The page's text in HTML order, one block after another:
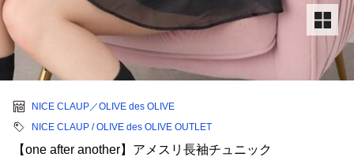
NICE CLAUP／OLIVE des OLIVE
NICE CLAUP / OLIVE des OLIVE OUTLET
【one after another】アメスリ長袖チュニック